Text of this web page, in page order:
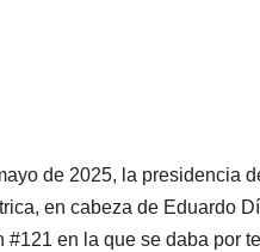
de 2025, la presidencia
en cabeza de Eduardo
#121 en la que se daba por